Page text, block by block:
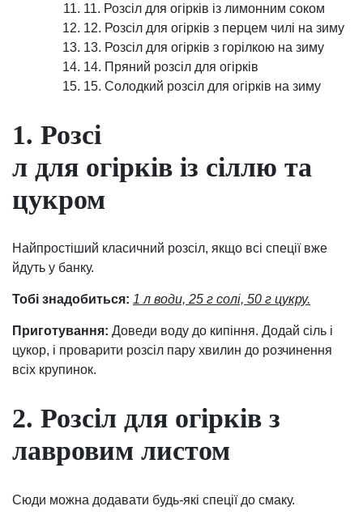
11. Розсіл для огірків із лимонним соком
12. Розсіл для огірків з перцем чилі на зиму
13. Розсіл для огірків з горілкою на зиму
14. Пряний розсіл для огірків
15. Солодкий розсіл для огірків на зиму
1. Розсі
л для огірків із сіллю та
цукром
Найпростіший класичний розсіл, якщо всі спеції вже
йдуть у банку.
Тобі знадобиться: 1 л води, 25 г солі, 50 г цукру.
Приготування: Доведи воду до кипіння. Додай сіль і
цукор, і проварити розсіл пару хвилин до розчинення
всіх крупинок.
2. Розсіл для огірків з
лавровим листом
Сюди можна додавати будь-які спеції до смаку.